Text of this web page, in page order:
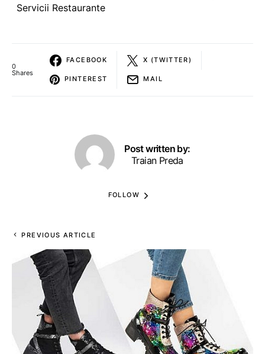
Servicii Restaurante
0
Shares
FACEBOOK X (TWITTER)
PINTEREST MAIL
Post written by:
Traian Preda
FOLLOW
PREVIOUS ARTICLE